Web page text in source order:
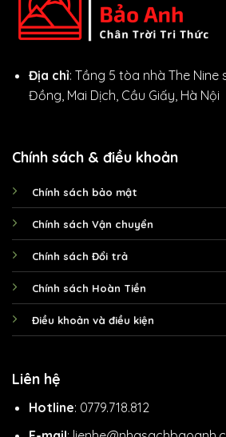
Địa chỉ: Tầng 5 tòa nhà The Nine
Đồng, Mai Dịch, Cầu Giấy, Hà Nội
Chính sách & điều khoản
Chính sách bảo mật
Chính sách Vận chuyển
Chính sách Đổi trả
Chính sách Hoàn Tiền
Điều khoản và điều kiện
Liên hệ
Hotline: 0779.718.812